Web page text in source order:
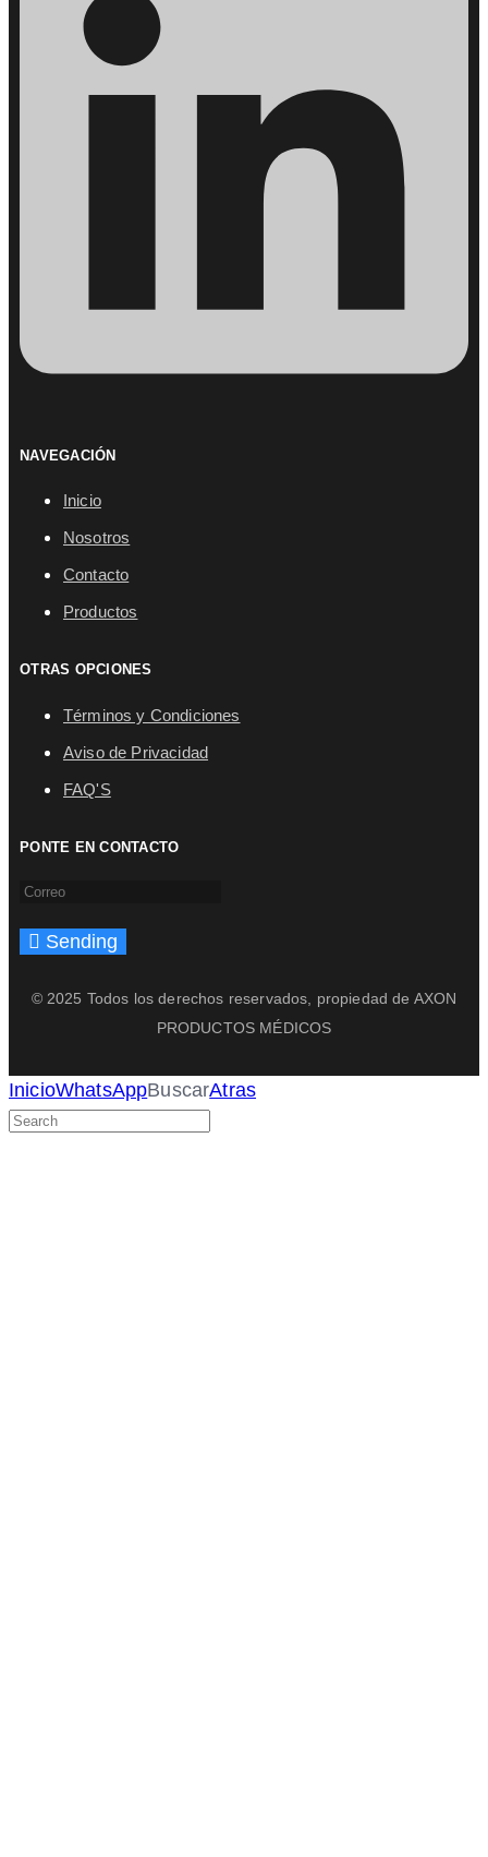
NAVEGACIÓN
Inicio
Nosotros
Contacto
Productos
OTRAS OPCIONES
Términos y Condiciones
Aviso de Privacidad
FAQ'S
PONTE EN CONTACTO
Sending
© 2025 Todos los derechos reservados, propiedad de AXON
PRODUCTOS MÉDICOS
InicioWhatsAppBuscarAtras